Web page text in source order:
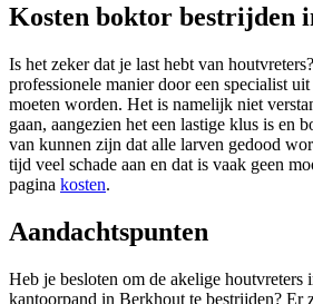
Kosten boktor bestrijden
Is het zeker dat je last hebt van
professionele manier door een specialist
moeten worden. Het is namelijk niet
gaan, aangezien het een lastige klus is en
van kunnen zijn dat alle larven gedood
tijd veel schade aan en dat is vaak geen
pagina kosten.
Aandachtspunten
Heb je besloten om de akelige
kantoorpand in Berkhout te bestrijden? Er